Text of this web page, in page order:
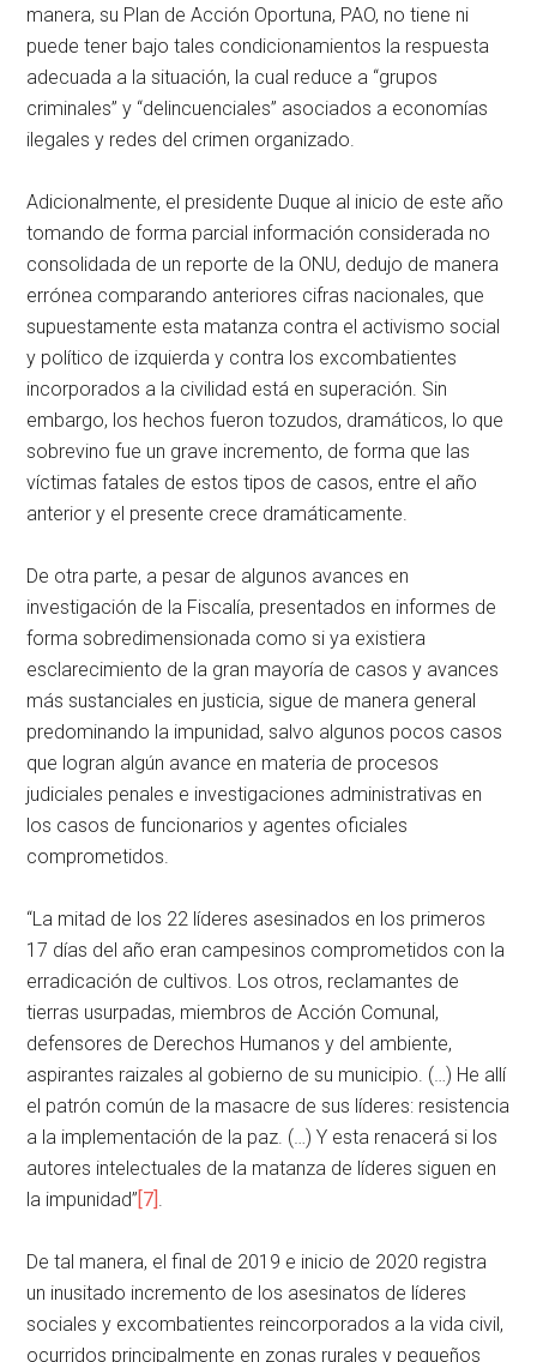
manera, su Plan de Acción Oportuna, PAO, no tiene ni
puede tener bajo tales condicionamientos la respuesta
adecuada a la situación, la cual reduce a “grupos
criminales” y “delincuenciales” asociados a economías
ilegales y redes del crimen organizado.
Adicionalmente, el presidente Duque al inicio de este año
tomando de forma parcial información considerada no
consolidada de un reporte de la ONU, dedujo de manera
errónea comparando anteriores cifras nacionales, que
supuestamente esta matanza contra el activismo social
y político de izquierda y contra los excombatientes
incorporados a la civilidad está en superación. Sin
embargo, los hechos fueron tozudos, dramáticos, lo que
sobrevino fue un grave incremento, de forma que las
víctimas fatales de estos tipos de casos, entre el año
anterior y el presente crece dramáticamente.
De otra parte, a pesar de algunos avances en
investigación de la Fiscalía, presentados en informes de
forma sobredimensionada como si ya existiera
esclarecimiento de la gran mayoría de casos y avances
más sustanciales en justicia, sigue de manera general
predominando la impunidad, salvo algunos pocos casos
que logran algún avance en materia de procesos
judiciales penales e investigaciones administrativas en
los casos de funcionarios y agentes oficiales
comprometidos.
“La mitad de los 22 líderes asesinados en los primeros
17 días del año eran campesinos comprometidos con la
erradicación de cultivos. Los otros, reclamantes de
tierras usurpadas, miembros de Acción Comunal,
defensores de Derechos Humanos y del ambiente,
aspirantes raizales al gobierno de su municipio. (…) He allí
el patrón común de la masacre de sus líderes: resistencia
a la implementación de la paz. (…) Y esta renacerá si los
autores intelectuales de la matanza de líderes siguen en
la impunidad”[7].
De tal manera, el final de 2019 e inicio de 2020 registra
un inusitado incremento de los asesinatos de líderes
sociales y excombatientes reincorporados a la vida civil,
ocurridos principalmente en zonas rurales y pequeños